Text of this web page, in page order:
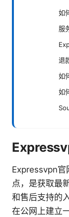
如
服
退
如
如
Expressvpn官
点，是获取最
和售后支持的
在公网上建立